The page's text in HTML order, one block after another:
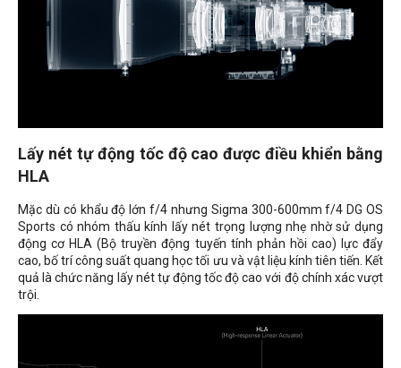
Lấy nét tự động tốc độ cao được điều khiển bằng
HLA
Mặc dù có khẩu độ lớn f/4 nhưng Sigma 300-600mm f/4 DG OS
Sports có nhóm thấu kính lấy nét trọng lượng nhẹ nhờ sử dụng
động cơ HLA (Bộ truyền động tuyến tính phản hồi cao) lực đẩy
cao, bố trí công suất quang học tối ưu và vật liệu kính tiên tiến. Kết
quả là chức năng lấy nét tự động tốc độ cao với độ chính xác vượt
trội.